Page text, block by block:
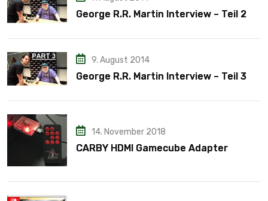
George R.R. Martin Interview – Teil 2
9. August 2014
George R.R. Martin Interview – Teil 3
14. November 2018
CARBY HDMI Gamecube Adapter